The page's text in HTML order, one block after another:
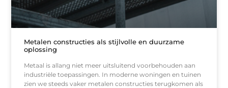
Metalen constructies als stijlvolle en duurzame
oplossing
Metaal is allang niet meer uitsluitend voorbehouden aan
industriële toepassingen. In moderne woningen en tuinen
zien we steeds vaker metalen constructies terugkomen als